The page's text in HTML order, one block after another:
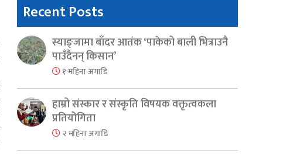
Recent Posts
स्याङ्जामा बाँदर आतंक ‘पाकेको बाली भित्राउनै
पाउँदैनन् किसान’
१ महिना अगाडि
हाम्रो संस्कार र संस्कृति विषयक वक्तृत्वकला
प्रतियोगिता
२ महिना अगाडि